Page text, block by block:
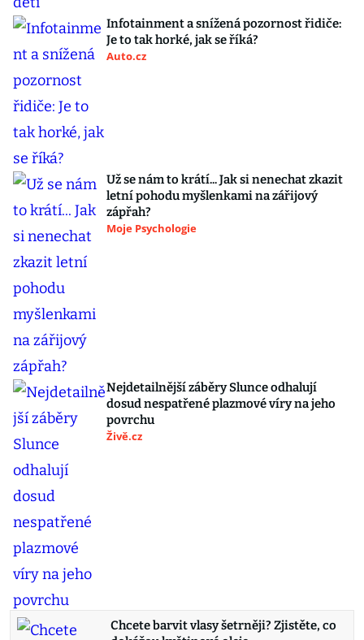
Infotainment a snížená pozornost řidiče:
Je to tak horké, jak se říká?
Auto.cz
Už se nám to krátí... Jak si nenechat zkazit
letní pohodu myšlenkami na zářijový
zápřah?
Moje Psychologie
Nejdetailnější záběry Slunce odhalují
dosud nespatřené plazmové víry na jeho
povrchu
Živě.cz
Chcete barvit vlasy šetrněji? Zjistěte, co